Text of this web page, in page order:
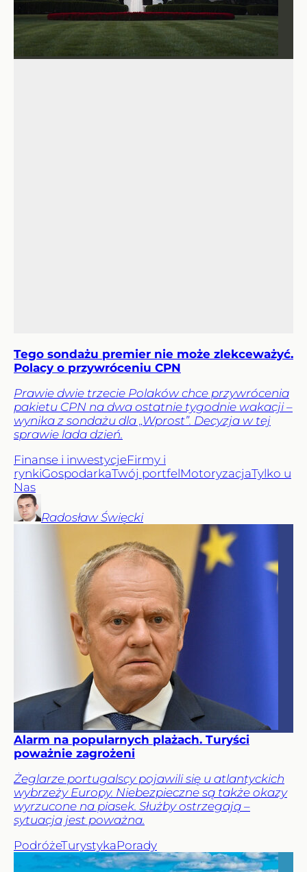
Tego sondażu premier nie może zlekceważyć.
Polacy o przywróceniu CPN
Prawie dwie trzecie Polaków chce przywrócenia
pakietu CPN na dwa ostatnie tygodnie wakacji –
wynika z sondażu dla „Wprost”. Decyzja w tej
sprawie lada dzień.
Finanse i inwestycjeFirmy i
rynkiGospodarkaTwój portfelMotoryzacjaTylko u
Nas
Radosław Święcki
Alarm na popularnych plażach. Turyści
poważnie zagrożeni
Żeglarze portugalscy pojawili się u atlantyckich
wybrzeży Europy. Niebezpieczne są także okazy
wyrzucone na piasek. Służby ostrzegają –
sytuacja jest poważna.
PodróżeTurystykaPorady